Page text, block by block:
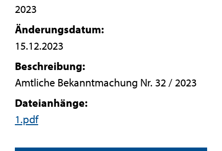
2023
Änderungsdatum:
15.12.2023
Beschreibung:
Amtliche Bekanntmachung Nr. 32 / 2023
Dateianhänge:
1.pdf